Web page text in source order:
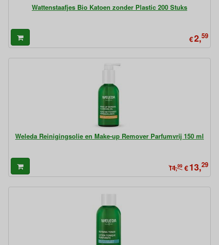
Wattenstaafjes Bio Katoen zonder Plastic 200 Stuks
€2,59
Weleda Reinigingsolie en Make-up Remover Parfumvrij 150 ml
14,99 €13,29